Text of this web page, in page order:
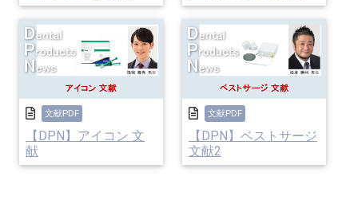
文献PDF
【DPN】アイコン 文
献
文献PDF
【DPN】ベストサージ
文献2